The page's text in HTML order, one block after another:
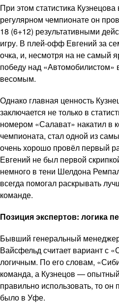
При этом статистика
регулярном чемпионате он
18 (6+12) результативными
игру. В плей-офф Евгений за
очка, и, несмотря на не самый
победу над
весомым.
Однако главная ценность
заключается не только в
номером «Салават» накатил в
чемпионата, стал одной из
очень хорошо провёл первый
Евгений не был первой
немного в тени Шелдона
всегда помогал раскрывать
команде.
Позиция экспертов: логика
Бывший генеральный
Вайсфельд считает вариант с
логичным. По его словам,
команда, а Кузнецов —
правильно использовать, то он
было в Уфе.